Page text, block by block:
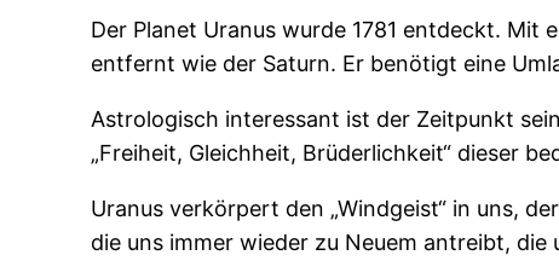
Der Planet Uranus wurde 1781 entdeckt.
entfernt wie der Saturn. Er benötigt eine
Astrologisch interessant ist der Zeitpunkt
„Freiheit, Gleichheit, Brüderlichkeit“ dieser
Uranus verkörpert den „Windgeist“ in uns,
die uns immer wieder zu Neuem antreibt,